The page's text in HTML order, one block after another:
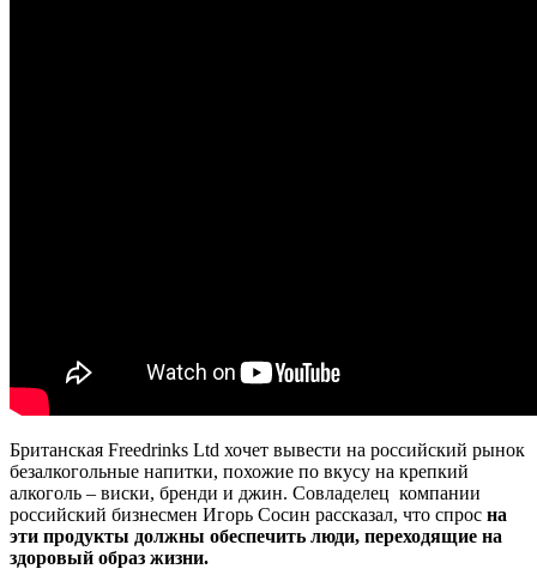
Британская Freedrinks Ltd хочет вывести на российский рынок
безалкогольные напитки, похожие по вкусу на крепкий
алкоголь – виски, бренди и джин. Совладелец компании
российский бизнесмен Игорь Сосин рассказал, что спрос на
эти продукты должны обеспечить люди, переходящие на
здоровый образ жизни.